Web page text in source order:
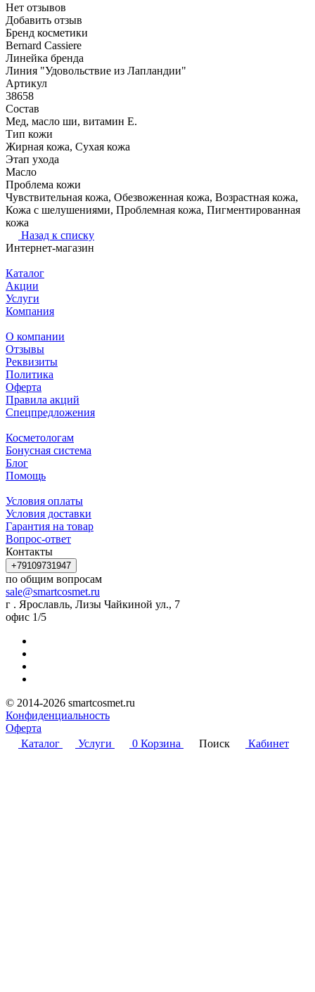
Нет отзывов
Добавить отзыв
Бренд косметики
Bernard Cassiere
Линейка бренда
Линия "Удовольствие из Лапландии"
Артикул
38658
Состав
Мед, масло ши, витамин Е.
Тип кожи
Жирная кожа, Сухая кожа
Этап ухода
Масло
Проблема кожи
Чувствительная кожа, Обезвоженная кожа, Возрастная кожа,
Кожа с шелушениями, Проблемная кожа, Пигментированная
кожа
Назад к списку
Интернет-магазин
Каталог
Акции
Услуги
Компания
О компании
Отзывы
Реквизиты
Политика
Оферта
Правила акций
Спецпредложения
Косметологам
Бонусная система
Блог
Помощь
Условия оплаты
Условия доставки
Гарантия на товар
Вопрос-ответ
Контакты
+79109731947
по общим вопросам
sale@smartcosmet.ru
г . Ярославль, Лизы Чайкиной ул., 7
офис 1/5
© 2014-2026 smartcosmet.ru
Конфиденциальность
Оферта
Каталог
Услуги 0 Корзина Поиск Кабинет